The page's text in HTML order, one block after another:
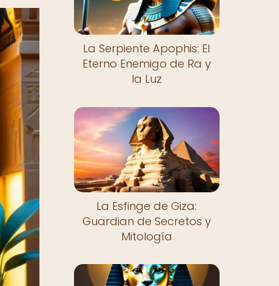
La Serpiente Apophis: El
Eterno Enemigo de Ra y
la Luz
La Esfinge de Giza:
Guardian de Secretos y
Mitología